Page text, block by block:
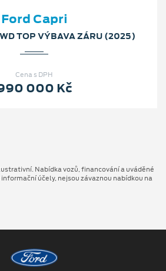
Ford Capri
TOP VÝBAVA ZÁRU (2025)
Cena s DPH
000 Kč
Nabídka vozů, financování a uváděné
účely, nejsou závaznou nabídkou na